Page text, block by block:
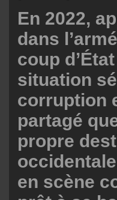
En 2022,
dans
coup
situation
corruption
partagé
propre
en scène